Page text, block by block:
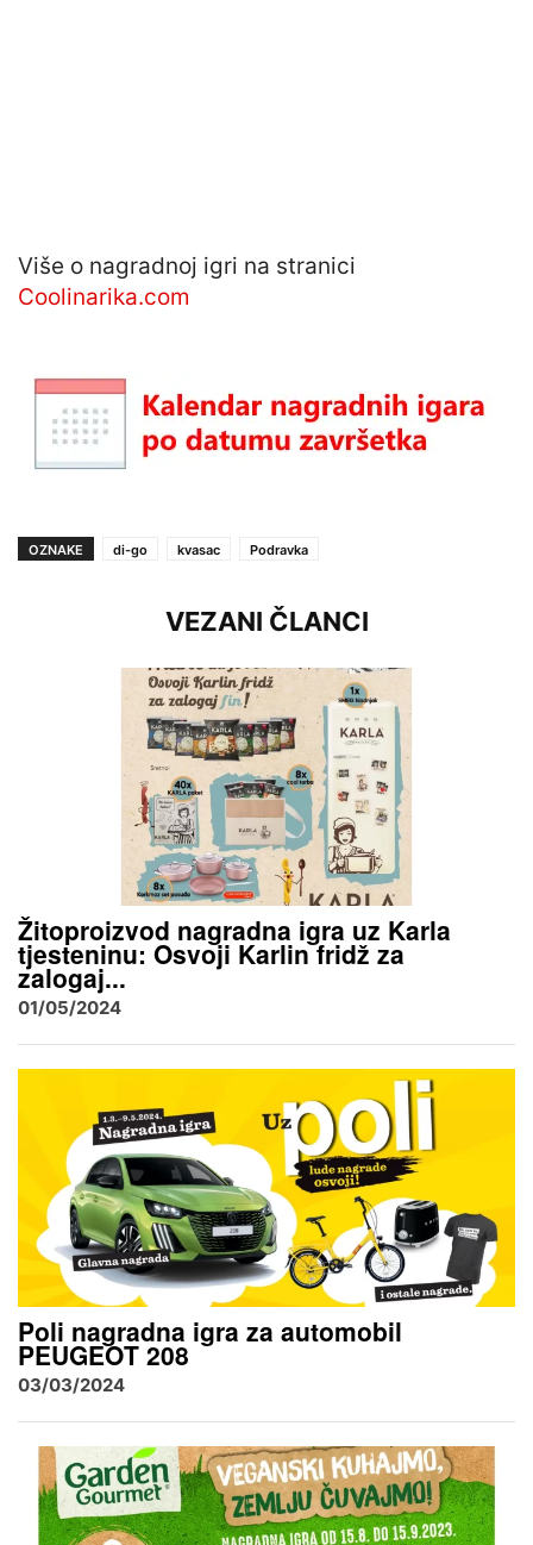
Više o nagradnoj igri na stranici
Coolinarika.com
OZNAKE di-go kvasac Podravka
VEZANI ČLANCI
Žitoproizvod nagradna igra uz Karla
tjesteninu: Osvoji Karlin fridž za
zalogaj...
01/05/2024
Poli nagradna igra za automobil
PEUGEOT 208
03/03/2024